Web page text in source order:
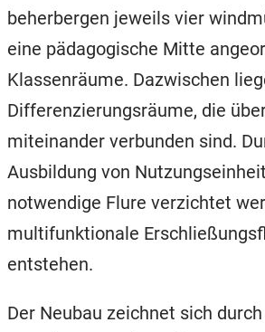
beherbergen jeweils vier
eine pädagogische Mitte
Klassenräume. Dazwischen
Differenzierungsräume, die
miteinander verbunden sind.
Ausbildung von
notwendige Flure verzichtet
multifunktionale
entstehen.
Der Neubau zeichnet sich